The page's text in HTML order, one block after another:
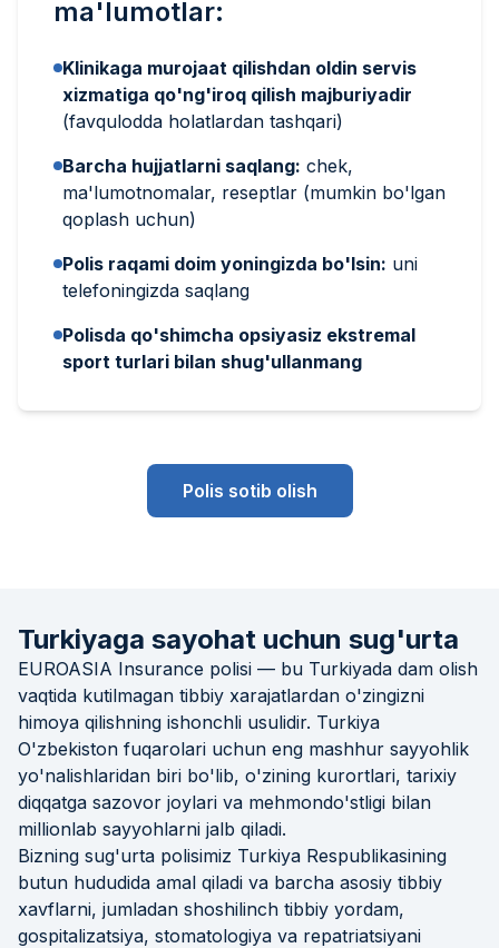
ma'lumotlar:
Klinikaga murojaat qilishdan oldin servis
xizmatiga qo'ng'iroq qilish majburiyadir
(favqulodda holatlardan tashqari)
Barcha hujjatlarni saqlang: chek,
ma'lumotnomalar, reseptlar (mumkin bo'lgan
qoplash uchun)
Polis raqami doim yoningizda bo'lsin: uni
telefoningizda saqlang
Polisda qo'shimcha opsiyasiz ekstremal
sport turlari bilan shug'ullanmang
Polis sotib olish
Turkiyaga sayohat uchun sug'urta
EUROASIA Insurance polisi — bu Turkiyada dam olish
vaqtida kutilmagan tibbiy xarajatlardan o'zingizni
himoya qilishning ishonchli usulidir. Turkiya
O'zbekiston fuqarolari uchun eng mashhur sayyohlik
yo'nalishlaridan biri bo'lib, o'zining kurortlari, tarixiy
diqqatga sazovor joylari va mehmondo'stligi bilan
millionlab sayyohlarni jalb qiladi.
Bizning sug'urta polisimiz Turkiya Respublikasining
butun hududida amal qiladi va barcha asosiy tibbiy
xavflarni, jumladan shoshilinch tibbiy yordam,
gospitalizatsiya, stomatologiya va repatriatsiyani